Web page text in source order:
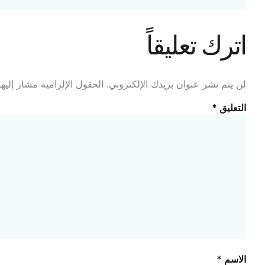
اترك تعليقاً
لن يتم نشر عنوان بريدك الإلكتروني. الحقول الإلزامية مشار
التعليق *
الاسم *